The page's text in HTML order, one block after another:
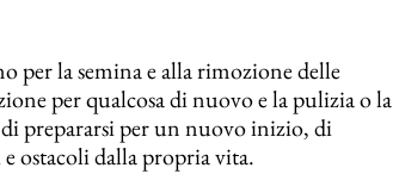
per la semina e alla rimozione delle
per qualcosa di nuovo e la pulizia o la
prepararsi per un nuovo inizio, di
ostacoli dalla propria vita.